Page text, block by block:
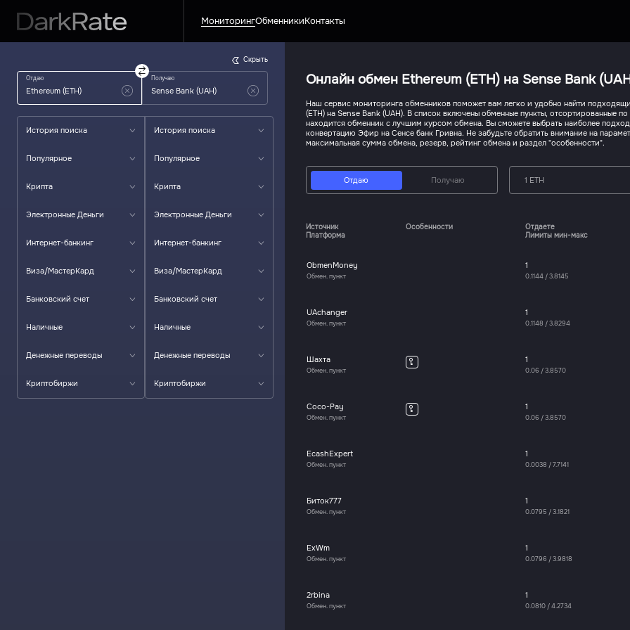
МониторингОбменникиКонтакты
Отдаю Получаю
История поиска
Популярное
Крипта
Электронные Деньги
Интернет-банкинг
Виза/МастерКард
Банковский счет
Наличные
Денежные переводы
Криптобиржи
История поиска
Популярное
Крипта
Электронные Деньги
Интернет-банкинг
Виза/МастерКард
Банковский счет
Наличные
Денежные переводы
Криптобиржи
Скрыть
Онлайн обмен Ethereum (ETH) на Sense Bank
Наш сервис мониторинга обменников поможет вам легко и удобно найти
(ETH) на Sense Bank (UAH). В список включены обменные пункты, отсортированные
находится обменник с лучшим курсом обмена. Вы сможете выбрать наиболее
конвертацию Эфир на Сенсе банк Гривна. Не забудьте обратить внимание на
максимальная сумма обмена, резерв, рейтинг обмена и раздел "особенности".
Отдаю Получаю 1 ETH
Источник
Платформа
Особенности
Отдаете
Лимиты мин-макс
ObmenMoney
Обмен. пункт
1
0.1144 /3.8145
UAchanger
Обмен. пункт
1
0.1148 /3.8294
Шахта
Обмен. пункт
1
0.06 /3.8570
Coco-Pay
Обмен. пункт
1
0.06 /3.8570
EcashExpert
Обмен. пункт
1
0.0038 /7.7141
Биток777
Обмен. пункт
1
0.0795 /3.1821
ExWm
Обмен. пункт
1
0.0796 /3.9818
2rbina
Обмен. пункт
1
0.0810 /4.2734